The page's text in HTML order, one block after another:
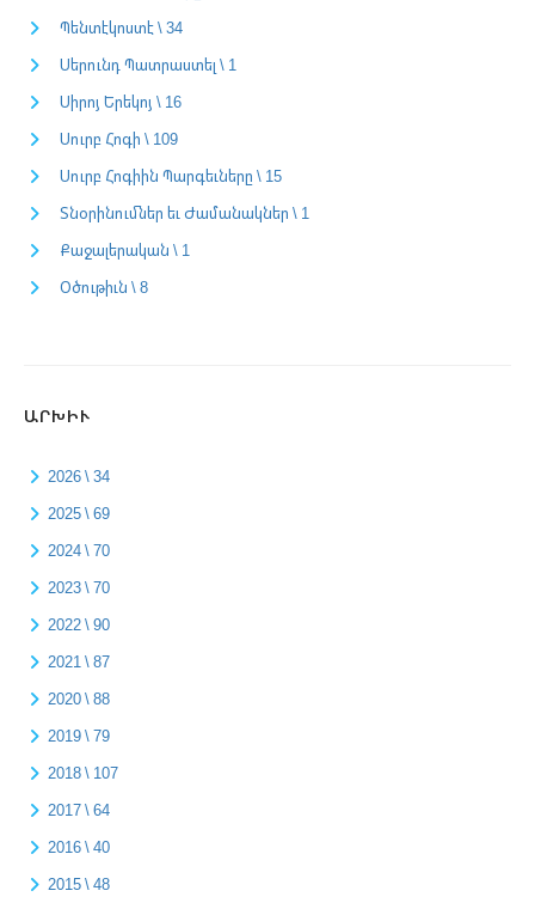
Պենտէկոստէ \ 34
Սերունդ Պատրաստել \ 1
Սիրոյ Երեկոյ \ 16
Սուրբ Հոգի \ 109
Սուրբ Հոգիին Պարգեւները \ 15
Տնօրինումներ եւ Ժամանակներ \ 1
Քաջալերական \ 1
Օծութիւն \ 8
ԱՐԽԻՒ
2026 \ 34
2025 \ 69
2024 \ 70
2023 \ 70
2022 \ 90
2021 \ 87
2020 \ 88
2019 \ 79
2018 \ 107
2017 \ 64
2016 \ 40
2015 \ 48